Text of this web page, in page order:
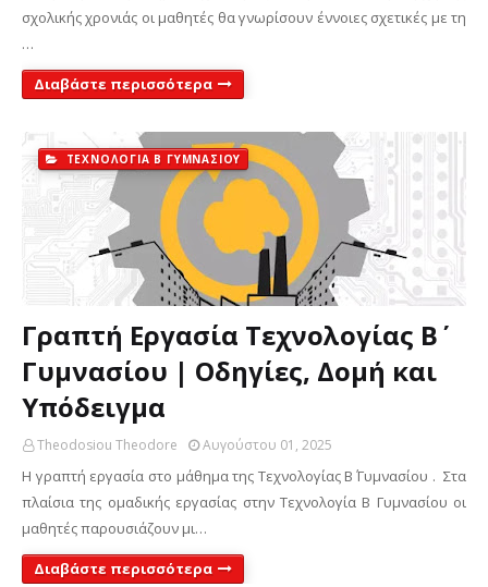
σχολικής χρονιάς οι μαθητές θα γνωρίσουν έννοιες σχετικές με τη
…
Διαβάστε περισσότερα
ΤΕΧΝΟΛΟΓΙΑ Β ΓΥΜΝΑΣΙΟΥ
Γραπτή Εργασία Τεχνολογίας Β΄
Γυμνασίου | Οδηγίες, Δομή και
Υπόδειγμα
Theodosiou Theodore Αυγούστου 01, 2025
Η γραπτή εργασία στο μάθημα της Τεχνολογίας Β΄ Γυμνασίου . Στα
πλαίσια της ομαδικής εργασίας στην Τεχνολογία Β Γυμνασίου οι
μαθητές παρουσιάζουν μι…
Διαβάστε περισσότερα